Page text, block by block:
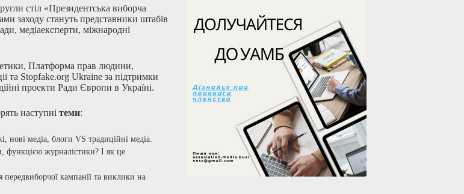
стіл «Президентська виборча
заходу стануть представники штабів
медіаексперти, міжнародні
етики, Платформа прав людини,
та Stopfake.org Ukraine за підтримки
проекти Ради Європи в Україні.
наступні теми:
нові медіа, блоги VS традиційні медіа.
функцією журналістики? І як це
передвиборчої кампанії та виклики на